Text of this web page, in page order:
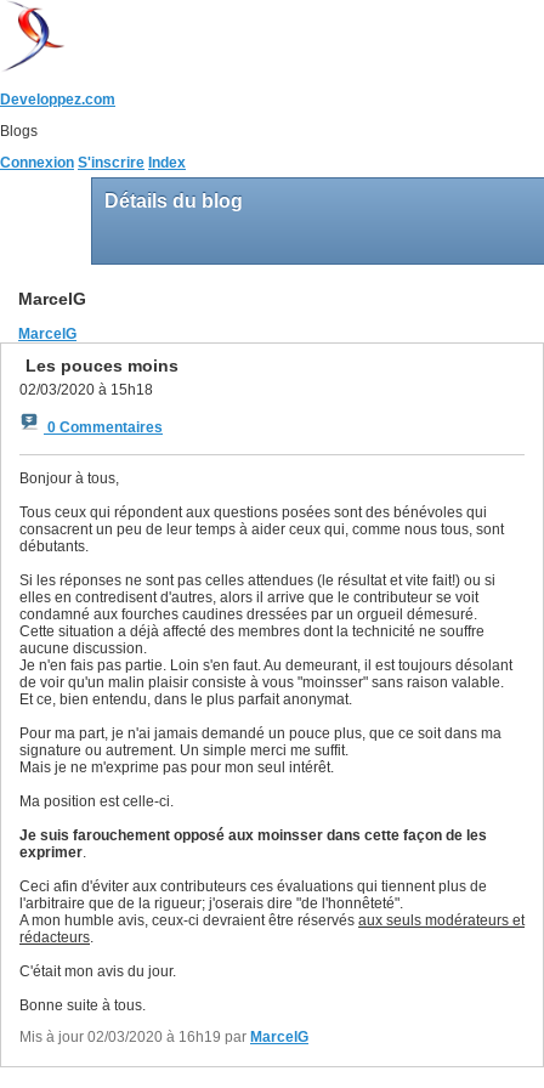
Developpez.com
Blogs
Connexion S'inscrire Index
Détails du blog
MarcelG
MarcelG
Les pouces moins
02/03/2020 à 15h18
0 Commentaires
Bonjour à tous,
Tous ceux qui répondent aux questions posées sont des bénévoles qui
consacrent un peu de leur temps à aider ceux qui, comme nous tous, sont
débutants.
Si les réponses ne sont pas celles attendues (le résultat et vite fait!) ou si
elles en contredisent d'autres, alors il arrive que le contributeur se voit
condamné aux fourches caudines dressées par un orgueil démesuré.
Cette situation a déjà affecté des membres dont la technicité ne souffre
aucune discussion.
Je n'en fais pas partie. Loin s'en faut. Au demeurant, il est toujours désolant
de voir qu'un malin plaisir consiste à vous "moinsser" sans raison valable.
Et ce, bien entendu, dans le plus parfait anonymat.
Pour ma part, je n'ai jamais demandé un pouce plus, que ce soit dans ma
signature ou autrement. Un simple merci me suffit.
Mais je ne m'exprime pas pour mon seul intérêt.
Ma position est celle-ci.
Je suis farouchement opposé aux moinsser dans cette façon de les
exprimer.
Ceci afin d'éviter aux contributeurs ces évaluations qui tiennent plus de
l'arbitraire que de la rigueur; j'oserais dire "de l'honnêteté".
A mon humble avis, ceux-ci devraient être réservés aux seuls modérateurs et
rédacteurs.
C'était mon avis du jour.
Bonne suite à tous.
Mis à jour 02/03/2020 à 16h19 par MarcelG